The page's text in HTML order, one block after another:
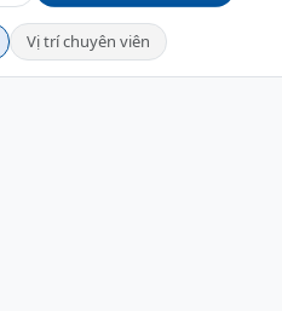
Vị trí chuyên viên